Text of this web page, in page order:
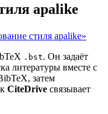
apalike
стиля apalike»
.bst. Он задаёт
литературы вместе с
затем
CiteDrive связывает